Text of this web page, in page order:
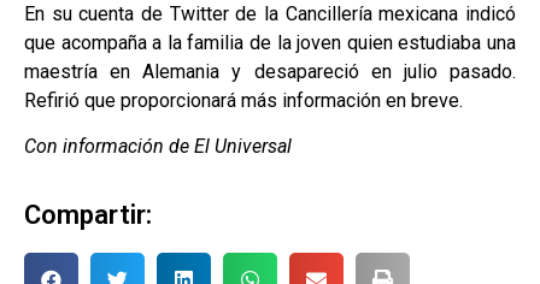
En su cuenta de Twitter de la Cancillería mexicana indicó
que acompaña a la familia de la joven quien estudiaba una
maestría en Alemania y desapareció en julio pasado.
Refirió que proporcionará más información en breve.
Con información de El Universal
Compartir: